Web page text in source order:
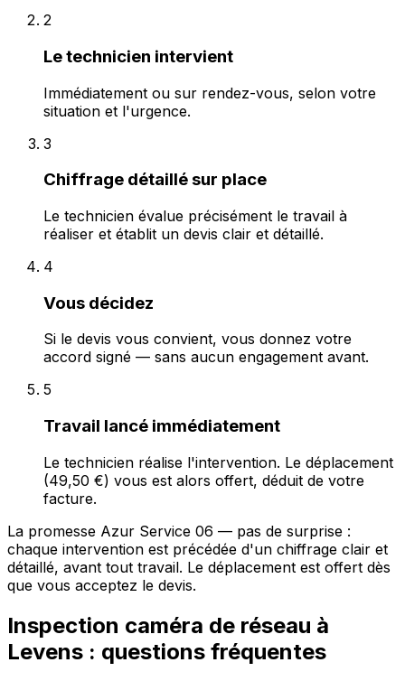
2
Le technicien intervient
Immédiatement ou sur rendez-vous, selon votre
situation et l'urgence.
3
Chiffrage détaillé sur place
Le technicien évalue précisément le travail à
réaliser et établit un devis clair et détaillé.
4
Vous décidez
Si le devis vous convient, vous donnez votre
accord signé — sans aucun engagement avant.
5
Travail lancé immédiatement
Le technicien réalise l'intervention. Le déplacement
(49,50 €) vous est alors offert, déduit de votre
facture.
La promesse Azur Service 06 — pas de surprise :
chaque intervention est précédée d'un chiffrage clair et
détaillé, avant tout travail. Le déplacement est offert dès
que vous acceptez le devis.
Inspection caméra de réseau à
Levens : questions fréquentes